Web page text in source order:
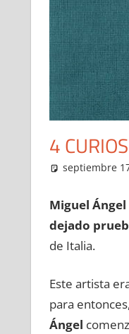
4
septiembre
Miguel Ángel
dejado
de Italia.
Este artista
para
Ángel